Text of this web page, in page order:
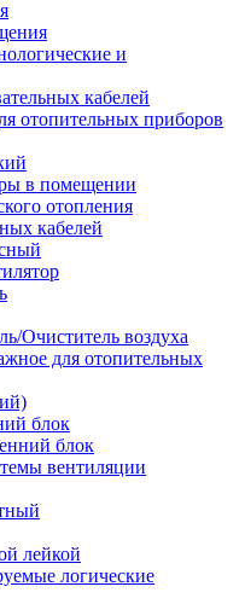
и
кабелей
отопительных приборов
в помещении
отопления
кабелей
Очиститель воздуха
для отопительных
блок
блок
вентиляции
лейкой
логические